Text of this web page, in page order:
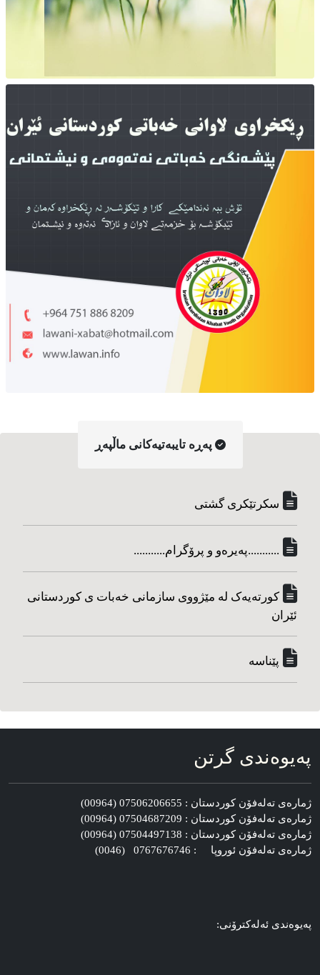
په‌ڕه‌ تایبه‌تیه‌کانی ماڵپه‌ڕ
سکرتێکری گشتی
...........په‌یره‌و و پرۆگرام...........
کورته‌یه‌ک له مێژووی سازمانی خه‌بات ی کوردستانی
ئێران
پێناسه‌
په‌یوه‌ندی گرتن
ژماره‌ی ته‌له‌فۆن کوردستان : 07506206655 (00964)
ژماره‌ی ته‌له‌فۆن کوردستان : 07504687209 (00964)
ژماره‌ی ته‌له‌فۆن کوردستان : 07504497138 (00964)
ژماره‌ی ته‌له‌فۆن ئوروپا : 0767676746 (0046)
په‌یوه‌ندی ئه‌له‌کترۆنی: